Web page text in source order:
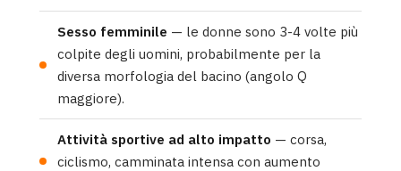
Sesso femminile — le donne sono 3-4 volte più
colpite degli uomini, probabilmente per la
diversa morfologia del bacino (angolo Q
maggiore).
Attività sportive ad alto impatto — corsa,
ciclismo, camminata intensa con aumento